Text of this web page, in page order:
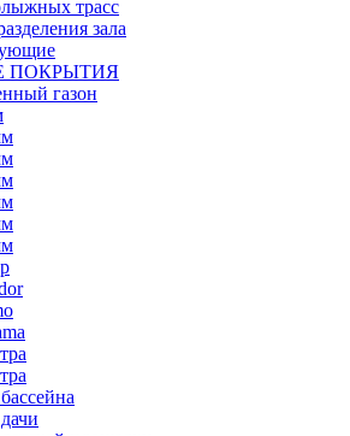
трасс
зала
ПОКРЫТИЯ
газон